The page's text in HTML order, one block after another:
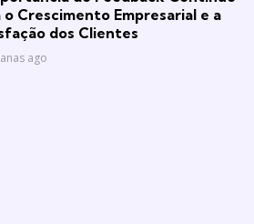
o Crescimento Empresarial e a
dos Clientes
ago